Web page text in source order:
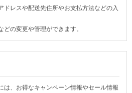
ドレスや配送先住所やお支払方法などの入
の変更や管理ができます。
は、お得なキャンペーン情報やセール情報